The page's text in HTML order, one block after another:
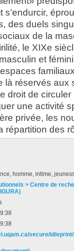
s’endurcir,
des duels
de la
le XIXe
et
là réservés aux
droit de circuler
une activité
privée, les
répartition des
homme, intime,
> Centre de
secure/id/